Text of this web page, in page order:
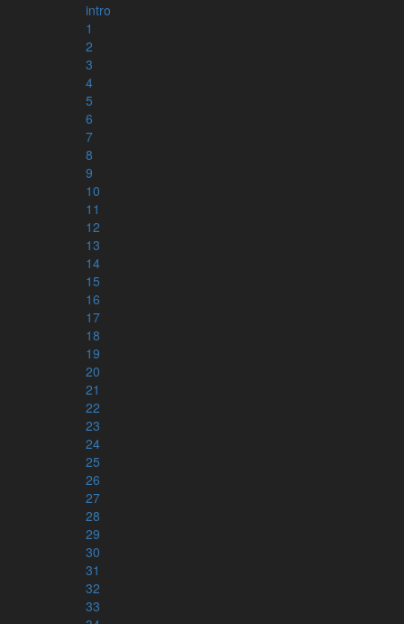
intro
1
2
3
4
5
6
7
8
9
10
11
12
13
14
15
16
17
18
19
20
21
22
23
24
25
26
27
28
29
30
31
32
33
info@karnbibeln.se
Stöd arbetet
Ge en gåva
Bankgiro: 5793-7641
Swish: 123-478 48 80
Webshop - Kärnbibeln
© 2004-2026 Svenska Kärnbibeln